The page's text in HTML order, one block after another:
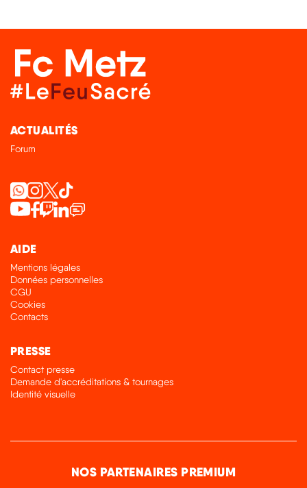
ACTUALITÉS
Forum
AIDE
Mentions légales
Données personnelles
CGU
Cookies
Contacts
PRESSE
Contact presse
Demande d'accréditations & tournages
Identité visuelle
NOS PARTENAIRES PREMIUM